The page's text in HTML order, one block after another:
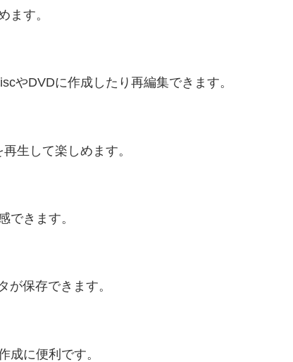
ます。
やDVDに作成したり再編集できます。
生して楽しめます。
できます。
が保存できます。
成に便利です。